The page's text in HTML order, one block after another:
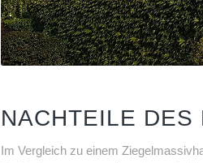
NACHTEILE DES
Im Vergleich zu einem